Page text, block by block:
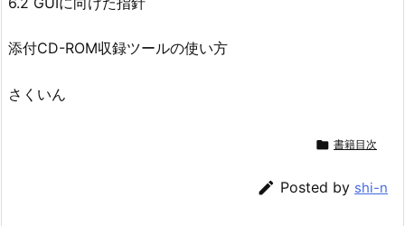
添付CD-ROM収録ツールの使い方
さくいん
 書籍目次
 Posted by shi-n